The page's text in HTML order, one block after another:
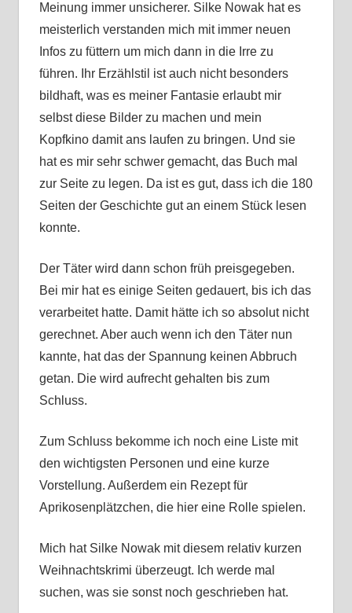
Meinung immer unsicherer. Silke Nowak hat es
meisterlich verstanden mich mit immer neuen
Infos zu füttern um mich dann in die Irre zu
führen. Ihr Erzählstil ist auch nicht besonders
bildhaft, was es meiner Fantasie erlaubt mir
selbst diese Bilder zu machen und mein
Kopfkino damit ans laufen zu bringen. Und sie
hat es mir sehr schwer gemacht, das Buch mal
zur Seite zu legen. Da ist es gut, dass ich die 180
Seiten der Geschichte gut an einem Stück lesen
konnte.
Der Täter wird dann schon früh preisgegeben.
Bei mir hat es einige Seiten gedauert, bis ich das
verarbeitet hatte. Damit hätte ich so absolut nicht
gerechnet. Aber auch wenn ich den Täter nun
kannte, hat das der Spannung keinen Abbruch
getan. Die wird aufrecht gehalten bis zum
Schluss.
Zum Schluss bekomme ich noch eine Liste mit
den wichtigsten Personen und eine kurze
Vorstellung. Außerdem ein Rezept für
Aprikosenplätzchen, die hier eine Rolle spielen.
Mich hat Silke Nowak mit diesem relativ kurzen
Weihnachtskrimi überzeugt. Ich werde mal
suchen, was sie sonst noch geschrieben hat.